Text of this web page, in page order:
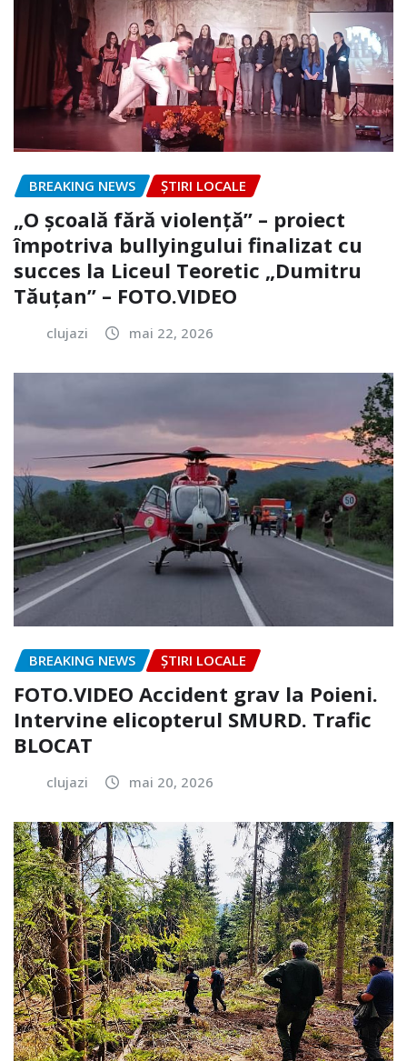
BREAKING NEWS ȘTIRI LOCALE
„O școală fără violență” – proiect
împotriva bullyingului finalizat cu
succes la Liceul Teoretic „Dumitru
Tăuțan” – FOTO.VIDEO
clujazi mai 22, 2026
BREAKING NEWS ȘTIRI LOCALE
FOTO.VIDEO Accident grav la Poieni.
Intervine elicopterul SMURD. Trafic
BLOCAT
clujazi mai 20, 2026